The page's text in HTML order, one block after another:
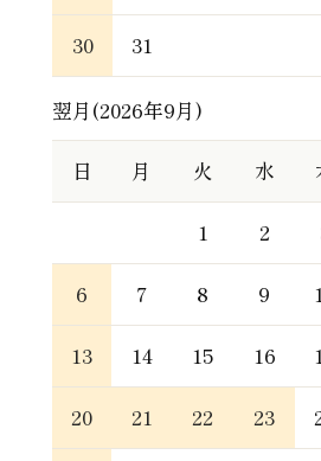
30 31
翌月(2026年9月)
日 月 火 水
1 2
6 7 8 9
13 14 15 16
20 21 22 23